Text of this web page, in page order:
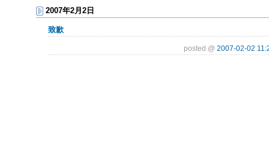
2007年2月2日
致歉
posted @ 2007-02-02